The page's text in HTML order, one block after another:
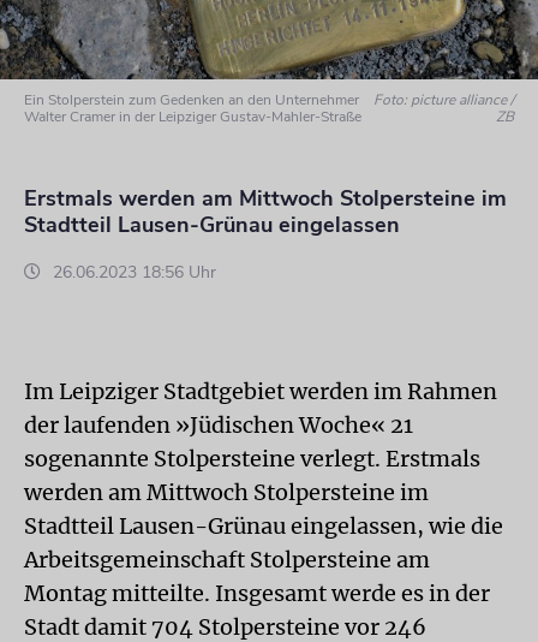
Ein Stolperstein zum Gedenken an den Unternehmer
Walter Cramer in der Leipziger Gustav-Mahler-Straße
Foto: picture alliance /
ZB
Erstmals werden am Mittwoch Stolpersteine im
Stadtteil Lausen-Grünau eingelassen
26.06.2023 18:56 Uhr
Im Leipziger Stadtgebiet werden im Rahmen
der laufenden »Jüdischen Woche« 21
sogenannte Stolpersteine verlegt. Erstmals
werden am Mittwoch Stolpersteine im
Stadtteil Lausen-Grünau eingelassen, wie die
Arbeitsgemeinschaft Stolpersteine am
Montag mitteilte. Insgesamt werde es in der
Stadt damit 704 Stolpersteine vor 246